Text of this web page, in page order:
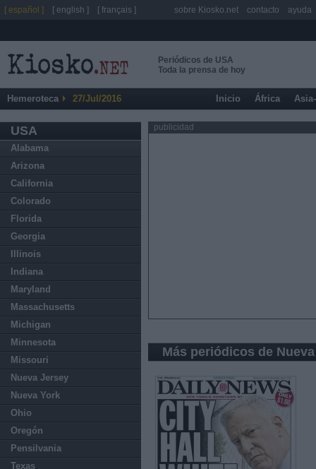
Periódicos de USA
Toda la prensa de hoy
Hemeroteca 27/Jul/2016 Inicio África
USA
Alabama
Arizona
California
Colorado
Florida
Georgia
Illinois
Indiana
Maryland
Massachusetts
Michigan
Minnesota
Missouri
Nueva Jersey
Nueva York
Ohio
Oregón
Pensilvania
Texas
publicidad
Más periódicos de
[ español ] [ english ] [ français ] sobre Kiosko.net contacto ayuda